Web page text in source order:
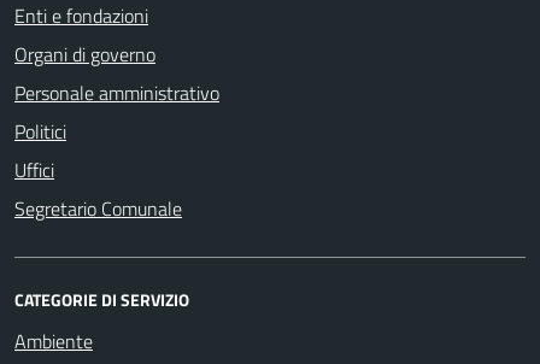
Enti e fondazioni
Organi di governo
Personale amministrativo
Politici
Uffici
Segretario Comunale
CATEGORIE DI SERVIZIO
Ambiente